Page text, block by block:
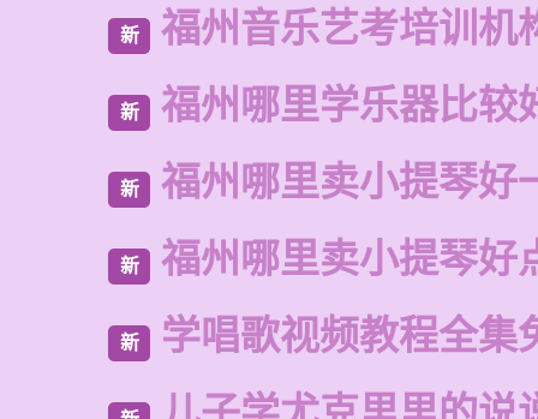
新 福州音乐艺考培训机
新 福州哪里学乐器比较
新 福州哪里卖小提琴好
新 福州哪里卖小提琴好
新 学唱歌视频教程全集